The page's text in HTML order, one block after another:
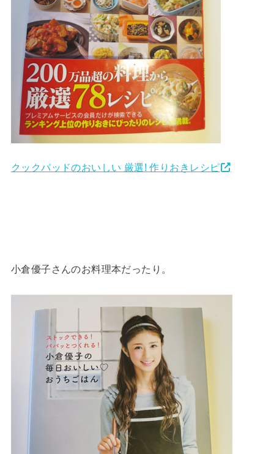
クックパッドのおいしい 厳選! 作りおきレシピ
小倉優子さんのお料理本だったり。